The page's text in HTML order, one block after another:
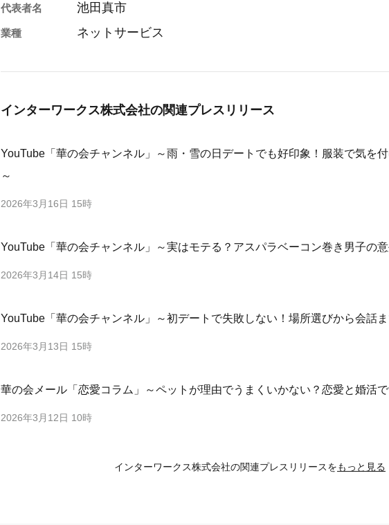
代表者名 池田真市
業種 ネットサービス
インターワークス株式会社の関連プレスリリース
YouTube「華の会チャンネル」～雨・雪の日デートでも好印象！服装で気を
～
2026年3月16日 15時
YouTube「華の会チャンネル」～実はモテる？アスパラベーコン巻き男子の
2026年3月14日 15時
YouTube「華の会チャンネル」～初デートで失敗しない！場所選びから会話
2026年3月13日 15時
華の会メール「恋愛コラム」～ペットが理由でうまくいかない？恋愛と婚活
2026年3月12日 10時
インターワークス株式会社の関連プレスリリースをもっと見る